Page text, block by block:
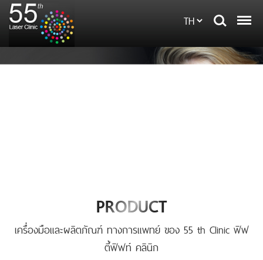
PRODUCT
เครื่องมือและผลิตภัณฑ์ ทางการแพทย์ ของ 55 th Clinic ฟิฟ
ตี้ฟิฟท์ คลินิก